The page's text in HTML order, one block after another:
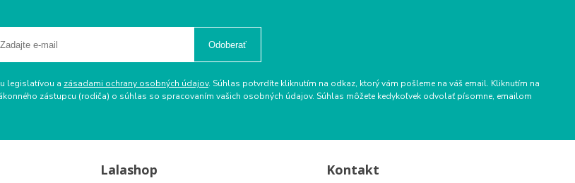
Odoberať
legislatívou a zásadami ochrany osobných údajov. Súhlas potvrdíte kliknutím na odkaz, ktorý vám pošleme na váš email. Kliknutím na
zástupcu (rodiča) o súhlas so spracovaním vašich osobných údajov. Súhlas môžete kedykoľvek odvolať písomne, emailom
Lalashop Kontakt